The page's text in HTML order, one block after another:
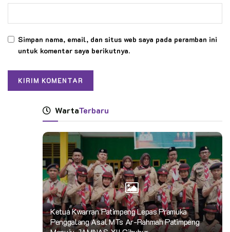
Simpan nama, email, dan situs web saya pada peramban ini
untuk komentar saya berikutnya.
WartaTerbaru
Ketua Kwarran Patimpeng Lepas Pramuka
Penggalang Asal MTs Ar-Rahmah Patimpeng